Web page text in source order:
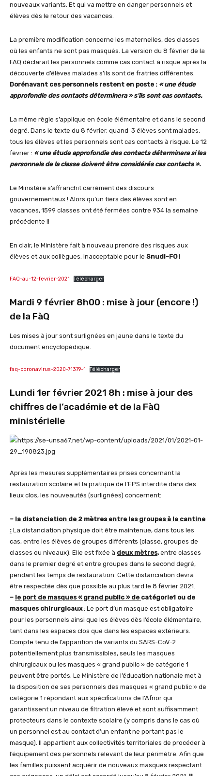
nouveaux variants. Et qui va mettre en danger personnels et
élèves dès le retour des vacances.
La première modification concerne les maternelles, des classes
où les enfants ne sont pas masqués. La version du 8 février de la
FAQ déclarait les personnels comme cas contact à risque après la
découverte d’élèves malades s’ils sont de fratries différentes.
Dorénavant ces personnels restent en poste : « une étude
approfondie des contacts déterminera » s’ils sont cas contacts.
La même règle s’applique en école élémentaire et dans le second
degré. Dans le texte du 8 février, quand 3 élèves sont malades,
tous les élèves et les personnels sont cas contacts à risque. Le 12
février : « une étude approfondie des contacts déterminera si les
personnels de la classe doivent être considérés cas contacts ».
Le Ministère s’affranchit carrément des discours
gouvernementaux ! Alors qu’un tiers des élèves sont en
vacances, 1599 classes ont été fermées contre 934 la semaine
précédente !!
En clair, le Ministère fait à nouveau prendre des risques aux
élèves et aux collègues. Inacceptable pour le Snudi-FO!
FAQ-au-12-fevrier-2021 Télécharger
Mardi 9 février 8h00 : mise à jour (encore !)
de la FàQ
Les mises à jour sont surlignées en jaune dans le texte du
document encyclopédique.
faq-coronavirus-2020-71379-1 Télécharger
Lundi 1er février 2021 8h : mise à jour des
chiffres de l’académie et de la FàQ
ministérielle
Après les mesures supplémentaires prises concernant la
restauration scolaire et la pratique de l’EPS interdite dans des
lieux clos, les nouveautés (surlignées) concernent:
– la distanciation de 2 mètresentre les groupes à la cantine
: La distanciation physique doit être maintenue, dans tous les
cas, entre les élèves de groupes différents (classe, groupes de
classes ou niveaux). Elle est fixée à deux mètres,entre classes
dans le premier degré et entre groupes dans le second degré,
pendant les temps de restauration. Cette distanciation devra
être respectée dès que possible au plus tard le 8 février 2021.
– le port de masques « grand public » de catégorie1 ou de
masques chirurgicaux: Le port d’un masque est obligatoire
pour les personnels ainsi que les élèves dès l’école élémentaire,
tant dans les espaces clos que dans les espaces extérieurs.
Compte tenu de l’apparition de variants du SARS-CoV-2
potentiellement plus transmissibles, seuls les masques
chirurgicaux ou les masques « grand public » de catégorie 1
peuvent être portés. Le Ministère de l’éducation nationale met à
la disposition de ses personnels des masques « grand public » de
catégorie 1 répondant aux spécifications de l’Afnor qui
garantissent un niveau de filtration élevé et sont suffisamment
protecteurs dans le contexte scolaire (y compris dans le cas où
un personnel est au contact d’un enfant ne portant pas le
masque). Il appartient aux collectivités territoriales de procéder à
l’équipement des personnels relevant de leur périmètre. Afin que
les familles puissent acquérir de nouveaux masques respectant